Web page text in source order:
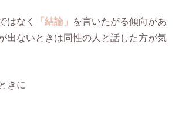
はなく 「結論」 を言いたがる傾向があ
出ないときは同性の人と話した方が気
きに